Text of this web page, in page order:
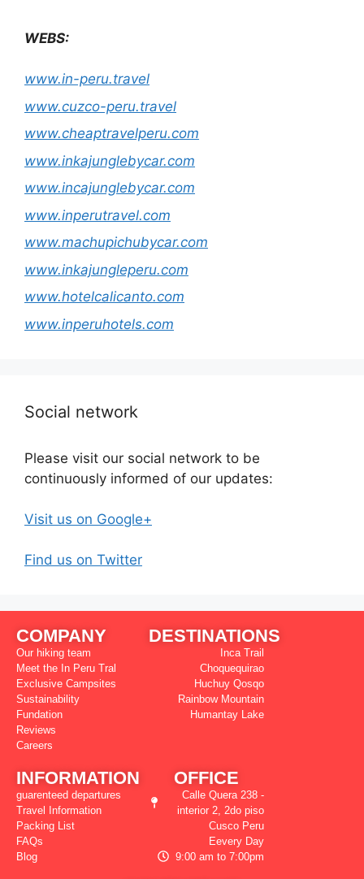
WEBS:
www.in-peru.travel
www.cuzco-peru.travel
www.cheaptravelperu.com
www.inkajunglebycar.com
www.incajunglebycar.com
www.inperutravel.com
www.machupichubycar.com
www.inkajungleperu.com
www.hotelcalicanto.com
www.inperuhotels.com
Social network
Please visit our social network to be
continuously informed of our updates:
Visit us on Google+
Find us on Twitter
COMPANY
Our hiking team
Meet the In Peru Tral
Exclusive Campsites
Sustainability
Fundation
Reviews
Careers
DESTINATIONS
Inca Trail
Choquequirao
Huchuy Qosqo
Rainbow Mountain
Humantay Lake
INFORMATION
guarenteed departures
Travel Information
Packing List
FAQs
Blog
OFFICE
Calle Quera 238 -
interior 2, 2do piso
Cusco Peru
Eevery Day
9:00 am to 7:00pm